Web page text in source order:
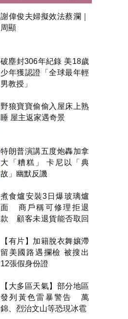
謝偉俊夫婦擬效法蔡瀾｜
周顯
破塵封306年紀錄 美18歲
少年獲認證「全球最年輕
男教授」
野狼寶寶偷偷入屋床上熟
睡 屋主返家遇奇景
特朗普演講五度炮轟加拿
大「糟糕」 卡尼以「典
故」幽默反譏
煮食爐安裝3日爆玻璃爐
面 商戶稱可修理拒退
款 顧客未退貨能否取回
【有片】加籍脫衣舞孃滯
留美國路遇攔檢 被搜出
12張假身份證
【大多區天氣】部分地區
發列黃色雷暴警告 萬
錦、烈治文山等恐現冰雹